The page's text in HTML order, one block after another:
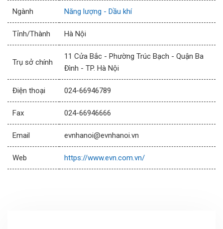
Ngành Năng lượng - Dầu khí
Tỉnh/Thành Hà Nội
Trụ sở chính
11 Cửa Bắc - Phường Trúc Bạch - Quận Ba
Đình - TP. Hà Nội
Điện thoại 024-66946789
Fax 024-66946666
Email evnhanoi@evnhanoi.vn
Web https://www.evn.com.vn/